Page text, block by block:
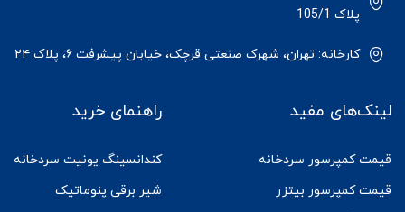
پلاک 105/1
کارخانه: تهران، شهرک صنعتی قرچک، خیابان پیشرفت ۶، پلاک ۲۴
لینک‌های مفید
قیمت کمپرسور سردخانه
قیمت کمپرسور بیتزر
راهنمای خرید
کندانسینگ یونیت سردخانه
شیر برقی پنوماتیک